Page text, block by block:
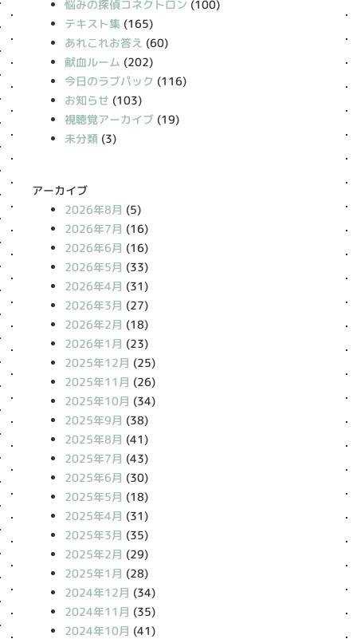
悩みの探偵コネクトロン (100)
テキスト集 (165)
あれこれお答え (60)
献血ルーム (202)
今日のラブパック (116)
お知らせ (103)
視聴覚アーカイブ (19)
未分類 (3)
アーカイブ
2026年8月 (5)
2026年7月 (16)
2026年6月 (16)
2026年5月 (33)
2026年4月 (31)
2026年3月 (27)
2026年2月 (18)
2026年1月 (23)
2025年12月 (25)
2025年11月 (26)
2025年10月 (34)
2025年9月 (38)
2025年8月 (41)
2025年7月 (43)
2025年6月 (30)
2025年5月 (18)
2025年4月 (31)
2025年3月 (35)
2025年2月 (29)
2025年1月 (28)
2024年12月 (34)
2024年11月 (35)
2024年10月 (41)